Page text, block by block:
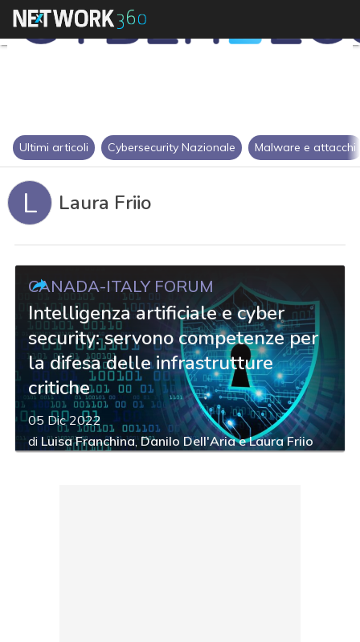
Ultimi articoli Cybersecurity Nazionale Malware e attacchi
L Laura Friio
CANADA-ITALY FORUM
Intelligenza artificiale e cyber
security: servono competenze per
la difesa delle infrastrutture
critiche
05 Dic 2022
di Luisa Franchina,Danilo Dell'Aria e Laura Friio